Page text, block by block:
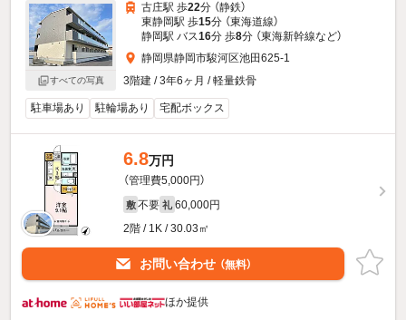
すべての写真
古庄駅 歩22分 （静鉄）
東静岡駅 歩15分 （東海道線）
静岡駅 バス16分 歩8分 （東海新幹線など）
静岡県静岡市駿河区池田625-1
3階建 / 3年6ヶ月 / 軽量鉄骨
駐車場あり 駐輪場あり 宅配ボックス
6.8万円
（管理費5,000円）
敷 不要 礼 60,000円
2階 / 1K / 30.03㎡
お問い合わせ （無料）
ほか提供